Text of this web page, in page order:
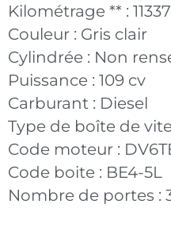
Kilométrage ** :
Couleur : Gris clair
Cylindrée : Non
Puissance : 109 cv
Carburant : Diesel
Type de boîte de
Code moteur :
Code boite : BE4-5L
Nombre de portes :